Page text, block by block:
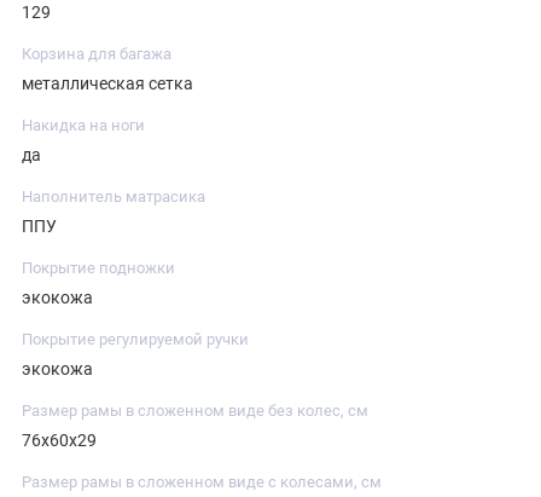
129
Корзина для багажа
металлическая сетка
Накидка на ноги
да
Наполнитель матрасика
ППУ
Покрытие подножки
экокожа
Покрытие регулируемой ручки
экокожа
Размер рамы в сложенном виде без колес, см
76х60х29
Размер рамы в сложенном виде с колесами, см